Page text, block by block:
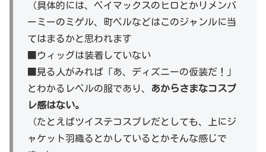
（具体的には、ベイマックスのヒロとかリメンバ
ーミーのミゲル、町ベルなどはこのジャンルに当
てはまるかと思われます
■ウィッグは装着していない
■見る人がみれば「あ、ディズニーの仮装だ！」
とわかるレベルの服であり、
あからさまなコスプ
レ感はない。
（たとえばツイステコスプレだとしても、上にジ
ャケット羽織るとかしているとかそんな感じで